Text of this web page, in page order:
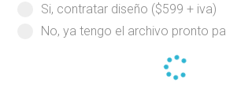
Si, contratar diseño ($599 + iva)
No, ya tengo el archivo pronto